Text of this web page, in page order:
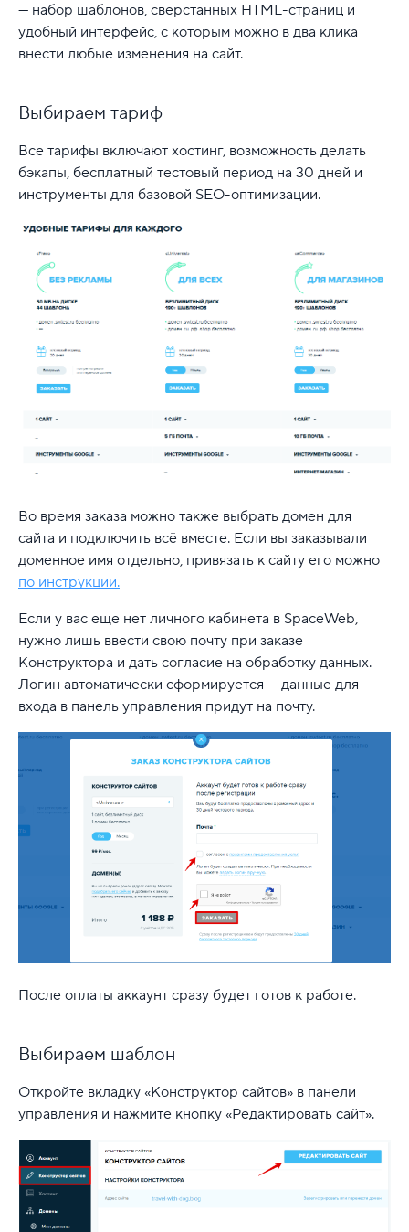
— набор шаблонов, сверстанных HTML-страниц и
удобный интерфейс, с которым можно в два клика
внести любые изменения на сайт.
Выбираем тариф
Все тарифы включают хостинг, возможность делать
бэкапы, бесплатный тестовый период на 30 дней и
инструменты для базовой SEO-оптимизации.
Во время заказа можно также выбрать домен для
сайта и подключить всё вместе. Если вы заказывали
доменное имя отдельно, привязать к сайту его можно
по инструкции.
Если у вас еще нет личного кабинета в SpaceWeb,
нужно лишь ввести свою почту при заказе
Конструктора и дать согласие на обработку данных.
Логин автоматически сформируется — данные для
входа в панель управления придут на почту.
После оплаты аккаунт сразу будет готов к работе.
Выбираем шаблон
Откройте вкладку «Конструктор сайтов» в панели
управления и нажмите кнопку «Редактировать сайт».